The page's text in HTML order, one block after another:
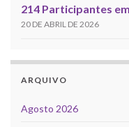
214 Participantes
20 DE ABRIL DE 2026
ARQUIVO
Agosto 2026